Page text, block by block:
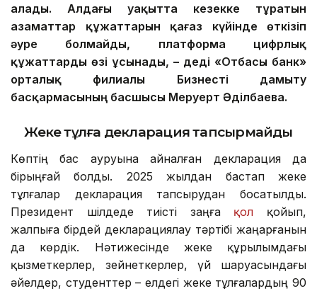
алады. Алдағы уақытта кезекке тұратын
азаматтар құжаттарын қағаз күйінде өткізіп
әуре болмайды, платформа цифрлық
құжаттарды өзі ұсынады, – деді «Отбасы банк»
орталық филиалы Бизнесті дамыту
басқармасының басшысы Меруерт Әділбаева.
Жеке тұлға декларация тапсырмайды
Көптің бас ауруына айналған декларация да
бірыңғай болды. 2025 жылдан бастап жеке
тұлғалар декларация тапсырудан босатылды.
Президент шілдеде тиісті заңға қол қойып,
жалпыға бірдей декларациялау тәртібі жаңарғанын
да көрдік. Нәтижесінде жеке құрылымдағы
қызметкерлер, зейнеткерлер, үй шаруасындағы
әйелдер, студенттер – елдегі жеке тұлғалардың 90